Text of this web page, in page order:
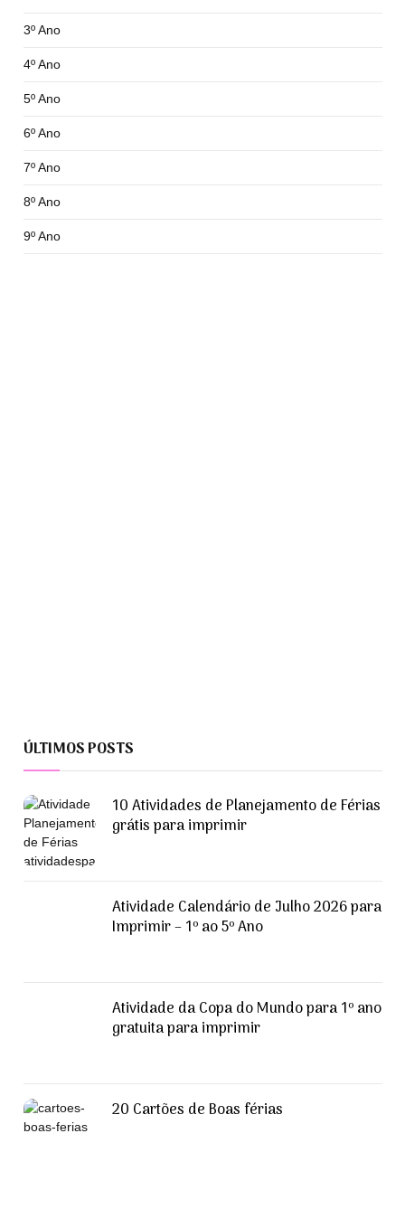
3º Ano
4º Ano
5º Ano
6º Ano
7º Ano
8º Ano
9º Ano
ÚLTIMOS POSTS
10 Atividades de Planejamento de Férias
grátis para imprimir
Atividade Calendário de Julho 2026 para
Imprimir – 1º ao 5º Ano
Atividade da Copa do Mundo para 1º ano
gratuita para imprimir
20 Cartões de Boas férias